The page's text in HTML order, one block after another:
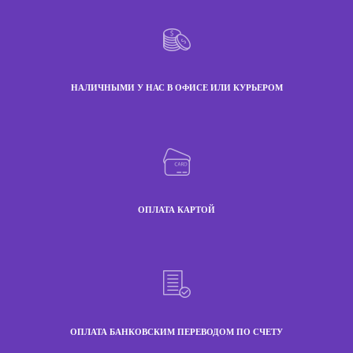
НАЛИЧНЫМИ У НАС В ОФИСЕ ИЛИ КУРЬЕРОМ
ОПЛАТА КАРТОЙ
ОПЛАТА БАНКОВСКИМ ПЕРЕВОДОМ ПО СЧЕТУ